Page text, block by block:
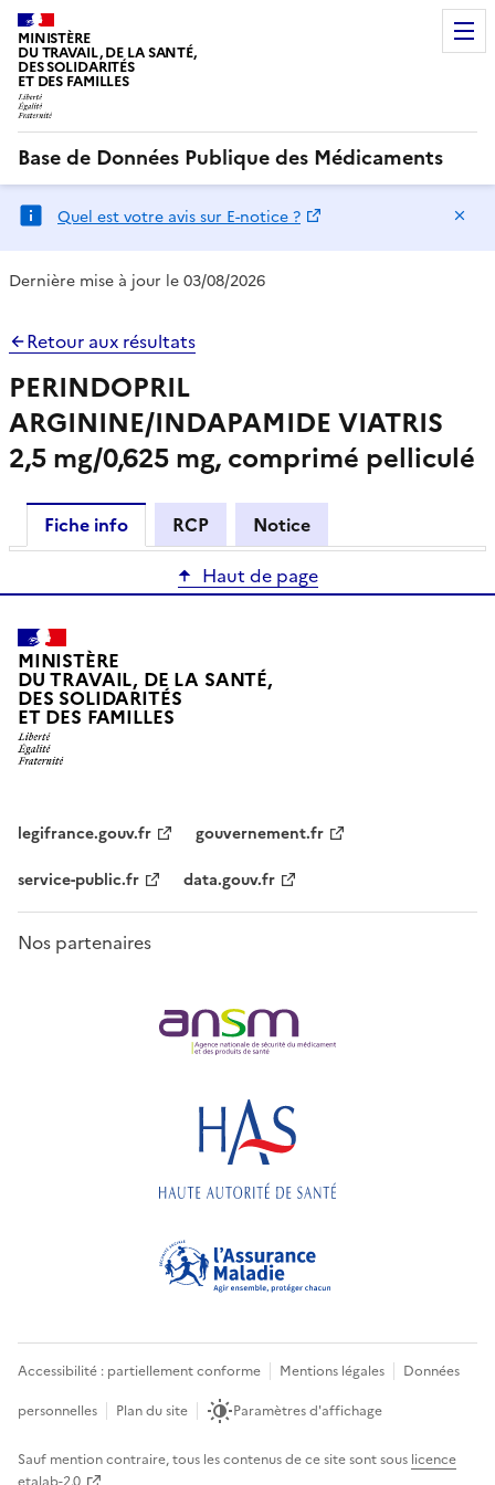
MINISTÈRE
DU TRAVAIL, DE LA SANTÉ,
DES SOLIDARITÉS
ET DES FAMILLES
Base de Données Publique des Médicaments
Quel est votre avis sur E-notice ?
Dernière mise à jour le 03/08/2026
Retour aux résultats
PERINDOPRIL
ARGININE/INDAPAMIDE VIATRIS
2,5 mg/0,625 mg, comprimé pelliculé
Fiche info RCP
Notice
Haut de page
MINISTÈRE
DU TRAVAIL, DE LA SANTÉ,
DES SOLIDARITÉS
ET DES FAMILLES
legifrance.gouv.fr
gouvernement.fr
service-public.fr
data.gouv.fr
Nos partenaires
Accessibilité : partiellement conforme Mentions légales
Données
personnelles
Plan du site Paramètres d'affichage
Sauf mention contraire, tous les contenus de ce site sont sous licence